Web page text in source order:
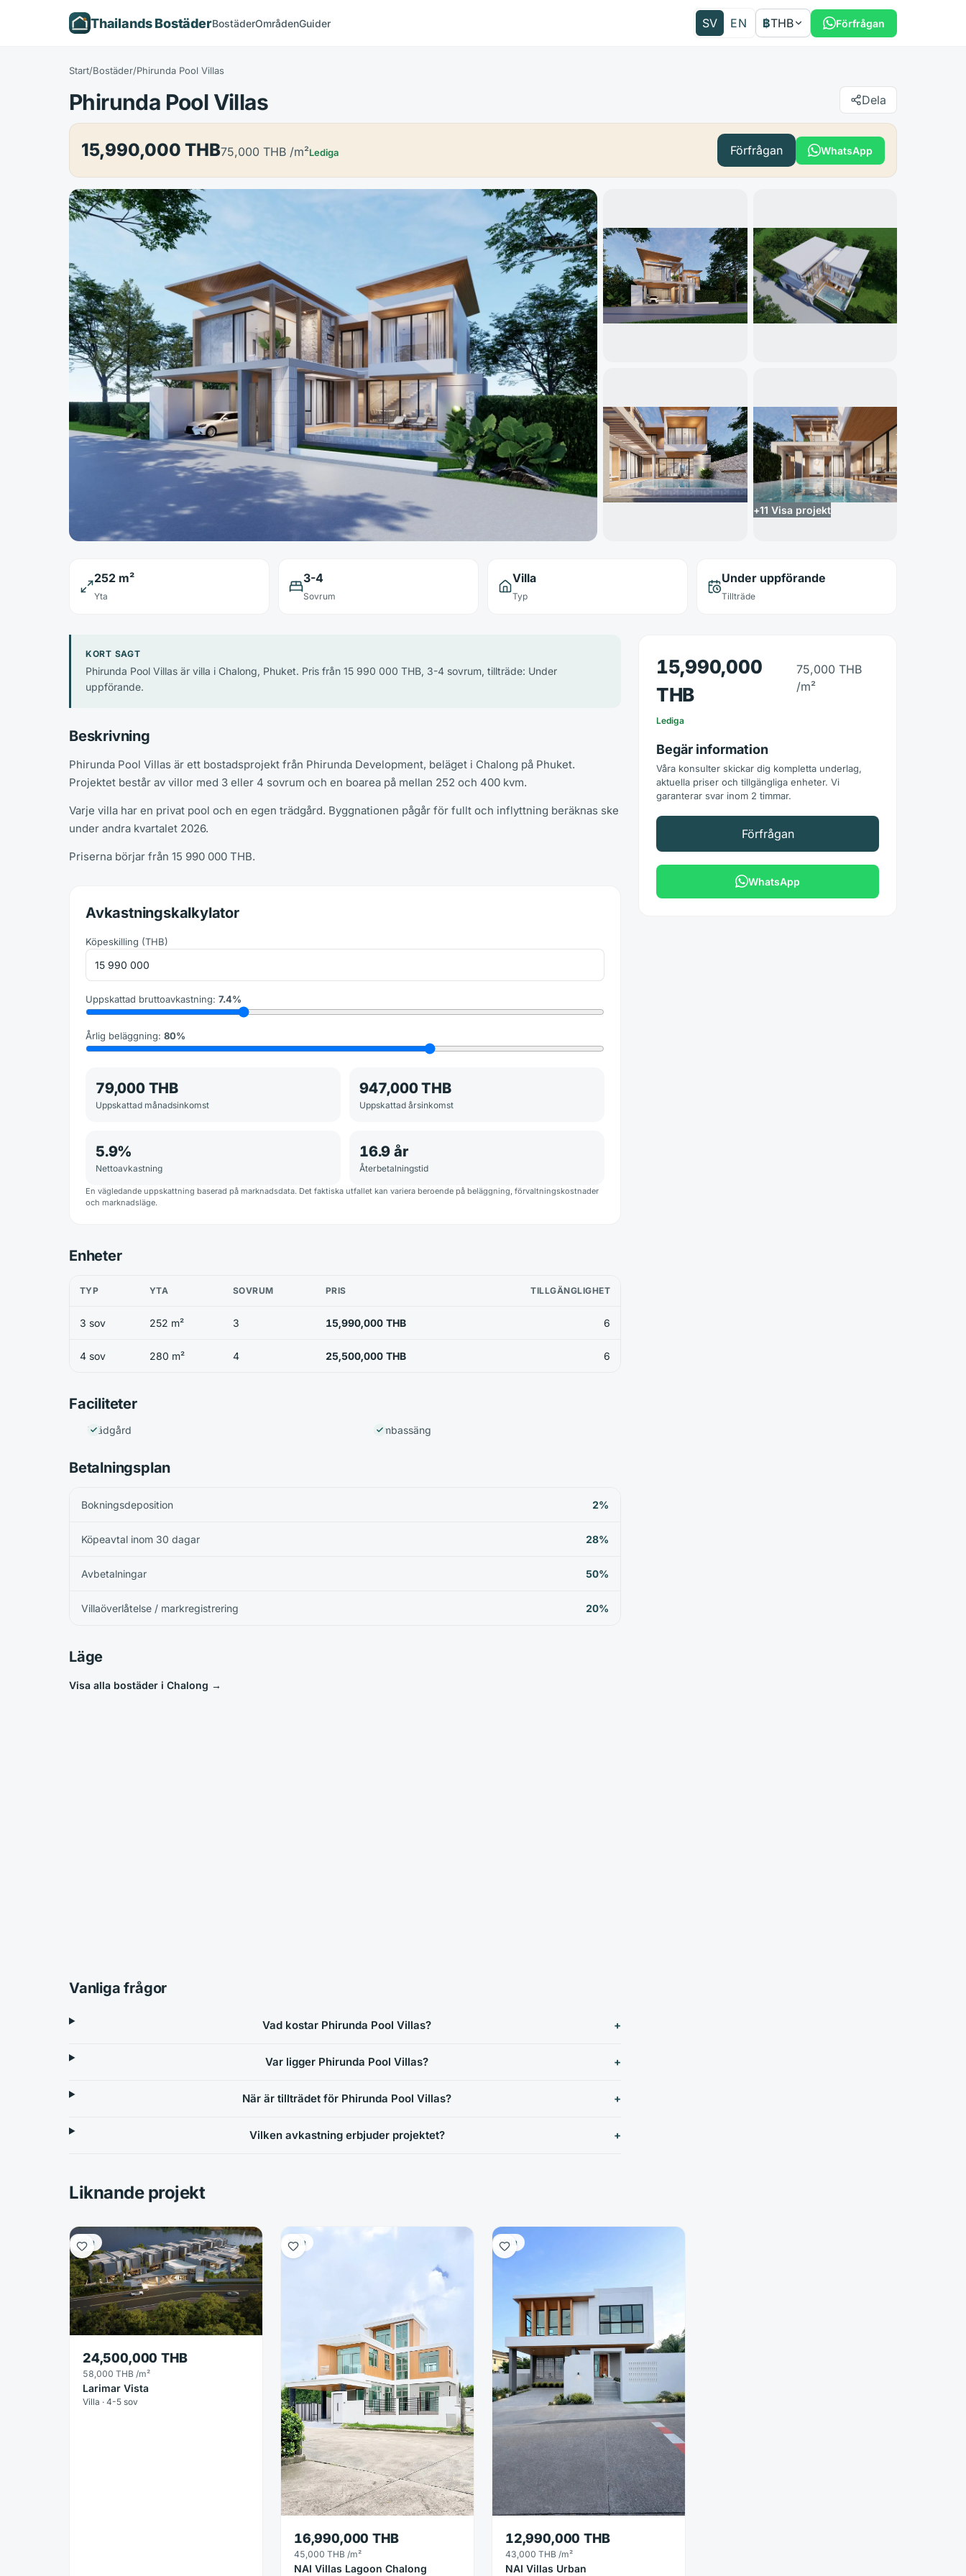
Thailands BostäderBostäderOmrådenGuider SV EN ฿THB Förfrågan
Start/Bostäder/Phirunda Pool Villas
Phirunda Pool Villas Dela
15,990,000 THB75,000 THB /m²Lediga Förfrågan WhatsApp
+11 Visa projekt
252 m²
Yta
3-4
Sovrum
Villa
Typ
Under uppförande
Tillträde
KORT SAGT
Phirunda Pool Villas är villa i Chalong, Phuket. Pris från 15 990 000 THB, 3-4 sovrum, tillträde: Under
uppförande.
Beskrivning
Phirunda Pool Villas är ett bostadsprojekt från Phirunda Development, beläget i Chalong på Phuket.
Projektet består av villor med 3 eller 4 sovrum och en boarea på mellan 252 och 400 kvm.
Varje villa har en privat pool och en egen trädgård. Byggnationen pågår för fullt och inflyttning beräknas ske
under andra kvartalet 2026.
Priserna börjar från 15 990 000 THB.
Avkastningskalkylator
Köpeskilling (THB)
Uppskattad bruttoavkastning: 7.4%
Årlig beläggning: 80%
79,000 THB
Uppskattad månadsinkomst
947,000 THB
Uppskattad årsinkomst
5.9%
Nettoavkastning
16.9 år
Återbetalningstid
En vägledande uppskattning baserad på marknadsdata. Det faktiska utfallet kan variera beroende på beläggning, förvaltningskostnader
och marknadsläge.
Enheter
TYP YTA SOVRUM PRIS TILLGÄNGLIGHET
3 sov 252 m² 3 15,990,000 THB 6
4 sov 280 m² 4 25,500,000 THB 6
Faciliteter
Trädgård Simbassäng
Betalningsplan
Bokningsdeposition 2%
Köpeavtal inom 30 dagar 28%
Avbetalningar 50%
Villaöverlåtelse / markregistrering 20%
Läge
Visa alla bostäder i Chalong →
Vanliga frågor
Vad kostar Phirunda Pool Villas?
Var ligger Phirunda Pool Villas?
När är tillträdet för Phirunda Pool Villas?
Vilken avkastning erbjuder projektet?
15,990,000
THB
75,000 THB
/m²
Lediga
Begär information
Våra konsulter skickar dig kompletta underlag,
aktuella priser och tillgängliga enheter. Vi
garanterar svar inom 2 timmar.
Förfrågan
WhatsApp
Liknande projekt
Villa
24,500,000 THB
58,000 THB /m²
Larimar Vista
Villa · 4-5 sov
Villa
16,990,000 THB
45,000 THB /m²
NAI Villas Lagoon Chalong
Villa
12,990,000 THB
43,000 THB /m²
NAI Villas Urban